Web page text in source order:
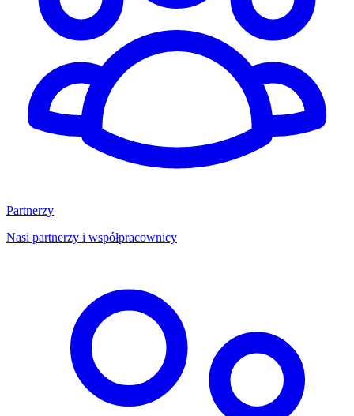
Partnerzy
Nasi partnerzy i współpracownicy